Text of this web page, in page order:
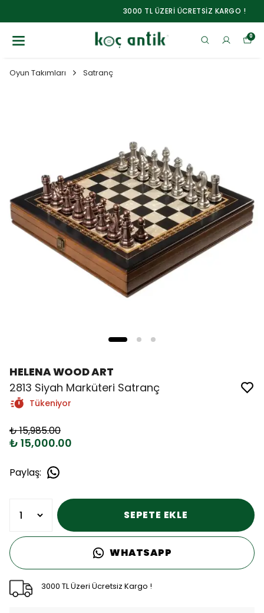
3000 TL ÜZERİ ÜCRETSİZ KARGO !
0
Oyun Takımları Satranç
HELENA WOOD ART
2813 Siyah Marküteri Satranç
Tükeniyor
₺ 15,985.00
₺ 15,000.00
Paylaş:
SEPETE EKLE
WHATSAPP
3000 TL Üzeri Ücretsiz Kargo !